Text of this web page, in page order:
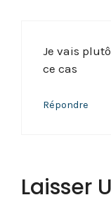
Je vais
ce cas
Répondre
Laisser